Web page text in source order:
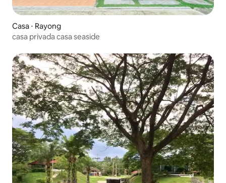
Casa ⋅ Rayong
casa privada casa seaside